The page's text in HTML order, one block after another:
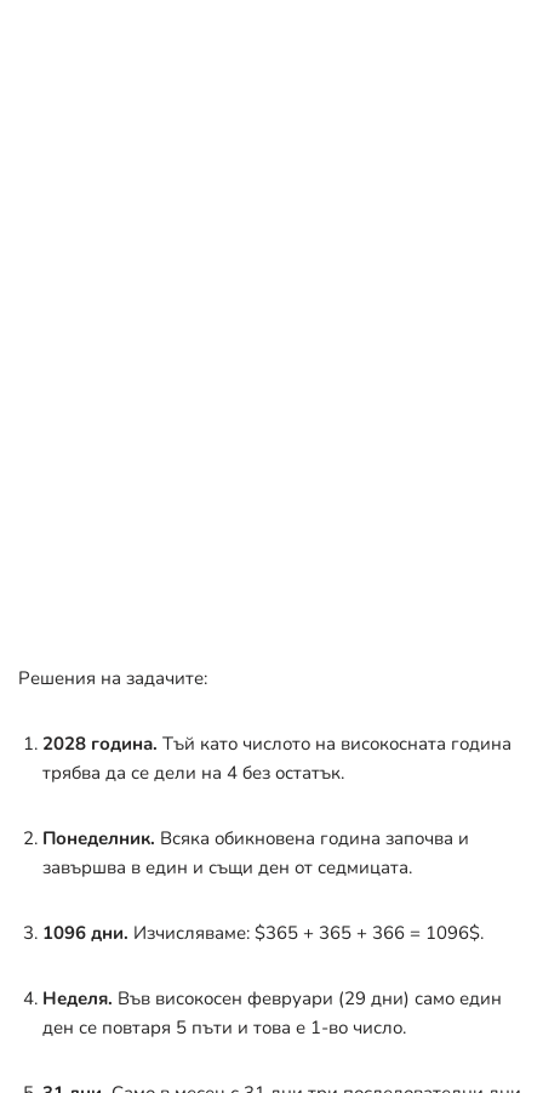
Решения на задачите:
2028 година. Тъй като числото на високосната година
трябва да се дели на 4 без остатък.
Понеделник. Всяка обикновена година започва и
завършва в един и същи ден от седмицата.
1096 дни. Изчисляваме: $365 + 365 + 366 = 1096$.
Неделя. Във високосен февруари (29 дни) само един
ден се повтаря 5 пъти и това е 1-во число.